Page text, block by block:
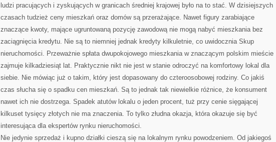
ludzi pracujących i zyskujących w granicach średniej krajowej było na to stać. W dzisiejszych
czasach tudzież ceny mieszkań oraz domów są przerażające. Nawet figury zarabiające
znaczące kwoty, mające ugruntowaną pozycję zawodową nie mogą nabyć mieszkania bez
zaciągnięcia kredytu. Nie są to niemniej jednak kredyty kilkuletnie, co uwidocznia Skup
nieruchomości. Przeważnie spłata dwupokojowego mieszkania w znaczącym polskim mieście
zajmuje kilkadziesiąt lat. Praktycznie nikt nie jest w stanie odroczyć na komfortowy lokal dla
siebie. Nie mówiąc już o takim, który jest dopasowany do czteroosobowej rodziny. Co jakiś
czas słucha się o spadku cen mieszkań. Są to jednak tak niewielkie różnice, że konsument
nawet ich nie dostrzega. Spadek atutów lokalu o jeden procent, tuż przy cenie sięgającej
kilkuset tysięcy złotych nie ma znaczenia. To tylko złudna okazja, która okazuje się być
interesująca dla ekspertów rynku nieruchomości.
Nie jedynie sprzedaż i kupno działki cieszą się na lokalnym rynku powodzeniem. Od jakiegoś